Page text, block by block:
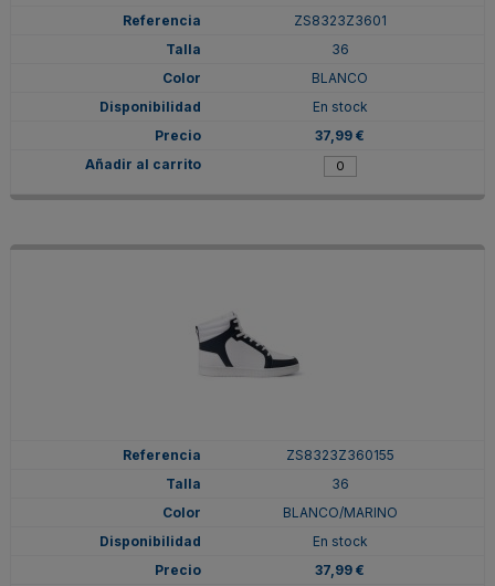
ZS8323Z3601
36
BLANCO
En stock
37,99 €
ZS8323Z360155
36
BLANCO/MARINO
En stock
37,99 €